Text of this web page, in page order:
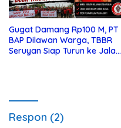
Gugat Damang Rp100 M, PT
BAP Dilawan Warga, TBBR
Seruyan Siap Turun ke Jalan
Respon (2)